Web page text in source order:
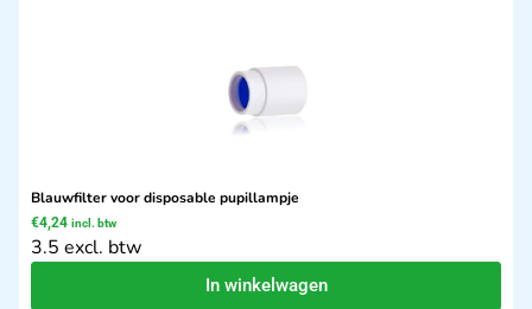
Blauwfilter voor disposable pupillampje
€4,24 incl. btw
3.5 excl. btw
In winkelwagen